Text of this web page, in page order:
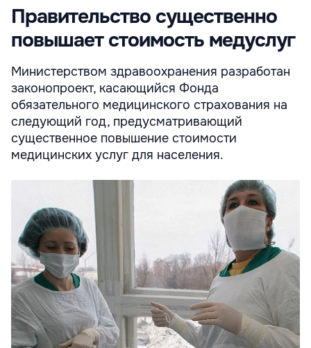
Правительство существенно
повышает стоимость медуслуг
Министерством здравоохранения разработан
законопроект, касающийся Фонда
обязательного медицинского страхования на
следующий год, предусматривающий
существенное повышение стоимости
медицинских услуг для населения.